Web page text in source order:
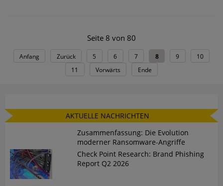
Seite 8 von 80
Anfang Zurück 5 6 7 8 9
10
11
Vorwärts Ende
AKTUELLE NACHRICHTEN
Zusammenfassung: Die Evolution
moderner Ransomware-Angriffe
Check Point Research: Brand Phishing
Report Q2 2026